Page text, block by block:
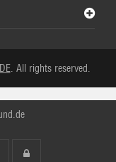
. All rights reserved.